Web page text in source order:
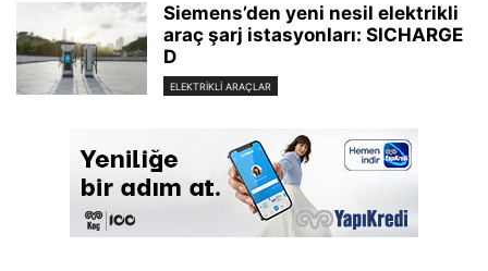
Siemens’den yeni nesil elektrikli
araç şarj istasyonları: SICHARGE
D
ELEKTRIKLI ARAÇLAR